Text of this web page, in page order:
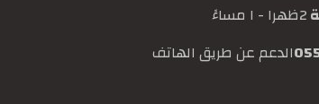
2ظهرا - ١ مساءً
الدعم عن طريق الهاتف